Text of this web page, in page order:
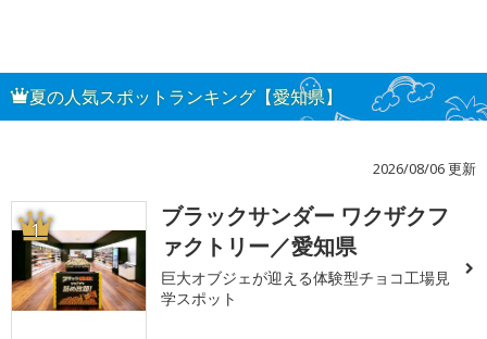
夏の人気スポットランキング【愛知県】
2026/08/06 更新
1
ブラックサンダー ワクザクフ
ァクトリー／愛知県
巨大オブジェが迎える体験型チョコ工場見
学スポット